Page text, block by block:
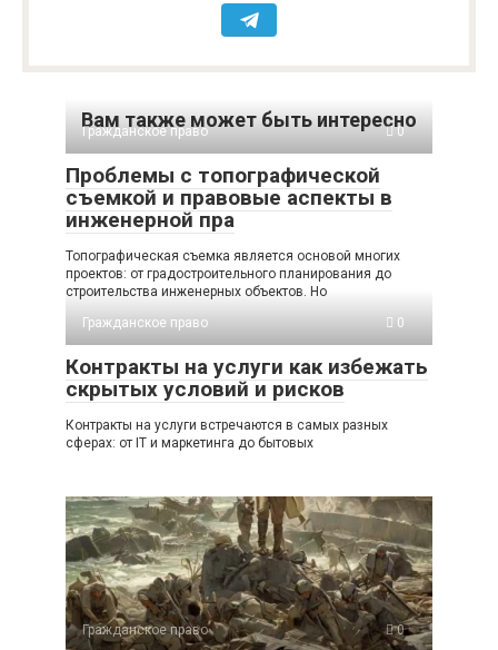
Вам также может быть интересно
Гражданское право 0
Проблемы с топографической
съемкой и правовые аспекты в
инженерной пра
Топографическая съемка является основой многих
проектов: от градостроительного планирования до
строительства инженерных объектов. Но
Гражданское право
0
Контракты на услуги как избежать
скрытых условий и рисков
Контракты на услуги встречаются в самых разных
сферах: от IT и маркетинга до бытовых
Гражданское право 0